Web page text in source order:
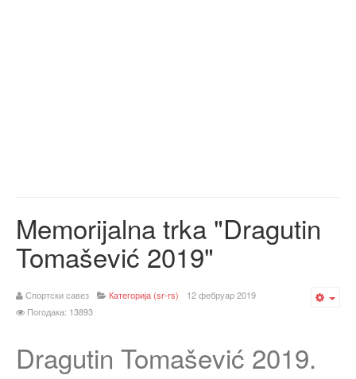
Memorijalna trka "Dragutin
Tomašević 2019"
Спортски савез Категорија (sr-rs)
12 фебруар 2019
Погодака: 13893
Dragutin Tomašević 2019.